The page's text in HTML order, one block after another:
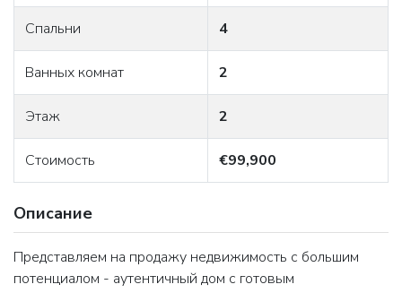
Спальни 4
Ванных комнат 2
Этаж 2
Стоимость €99,900
Описание
Представляем на продажу недвижимость с большим
потенциалом - аутентичный дом с готовым